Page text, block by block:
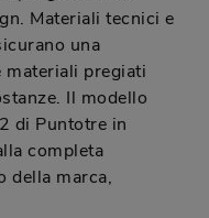
Materiali tecnici e
una
materiali pregiati
Il modello
di Puntotre in
completa
della marca,